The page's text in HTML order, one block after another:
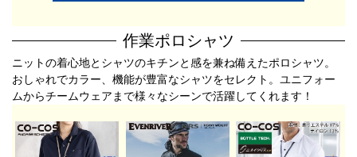
作業ポロシャツ
ニットの着心地とシャツのキチンと感を兼ね備えたポロシャツ。
おしゃれでカラー、機能が豊富なシャツをセレクト。ユニフォー
ムからチームウェアまで様々なシーンで活躍してくれます！